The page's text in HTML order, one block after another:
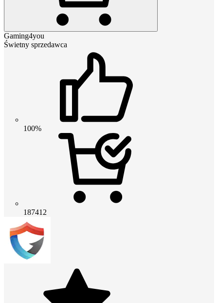
Gaming4you
Świetny sprzedawca
100%
187412